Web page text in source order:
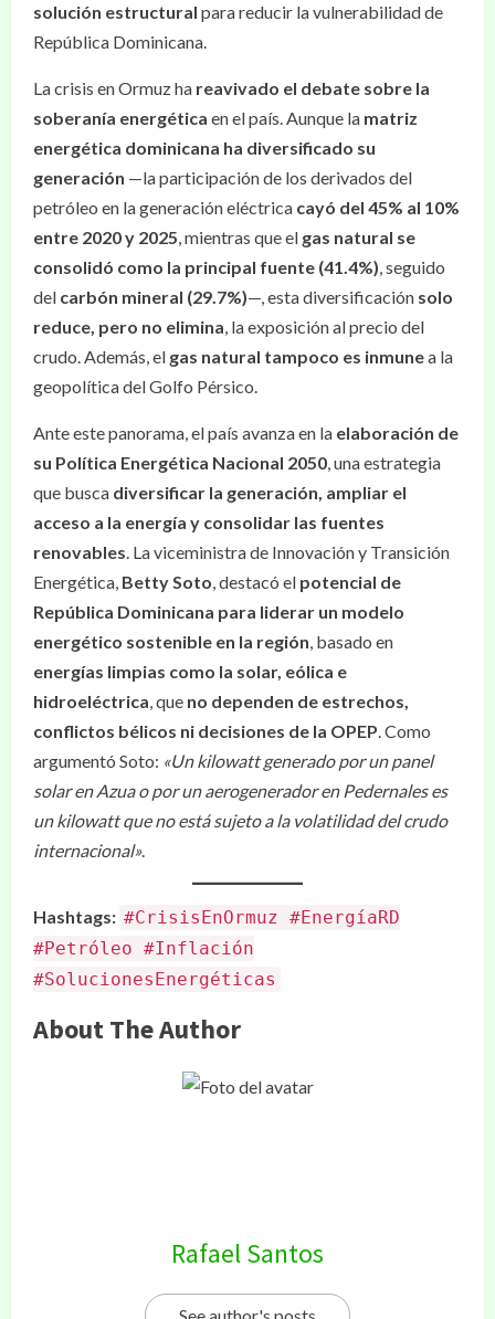
solución estructural para reducir la vulnerabilidad de
República Dominicana.
La crisis en Ormuz ha reavivado el debate sobre la
soberanía energética en el país. Aunque la matriz
energética dominicana ha diversificado su
generación —la participación de los derivados del
petróleo en la generación eléctrica cayó del 45% al 10%
entre 2020 y 2025, mientras que el gas natural se
consolidó como la principal fuente (41.4%), seguido
del carbón mineral (29.7%)—, esta diversificación solo
reduce, pero no elimina, la exposición al precio del
crudo. Además, el gas natural tampoco es inmunea la
geopolítica del Golfo Pérsico.
Ante este panorama, el país avanza en la elaboración de
su Política Energética Nacional 2050, una estrategia
que busca diversificar la generación, ampliar el
acceso a la energía y consolidar las fuentes
renovables. La viceministra de Innovación y Transición
Energética, Betty Soto, destacó el potencial de
República Dominicana para liderar un modelo
energético sostenible en la región, basado en
energías limpias como la solar, eólica e
hidroeléctrica, que no dependen de estrechos,
conflictos bélicos ni decisiones de la OPEP. Como
argumentó Soto: «Un kilowatt generado por un panel
solar en Azua o por un aerogenerador en Pedernales es
un kilowatt que no está sujeto a la volatilidad del crudo
internacional».
Hashtags: #CrisisEnOrmuz #EnergíaRD
#Petróleo #Inflación
#SolucionesEnergéticas
About The Author
Rafael Santos